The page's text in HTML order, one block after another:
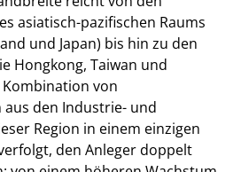
asiatisch-pazifischen Raums
und Japan) bis hin zu den
Hongkong, Taiwan und
von
den Industrie- und
Region in einem einzigen
den Anleger doppelt